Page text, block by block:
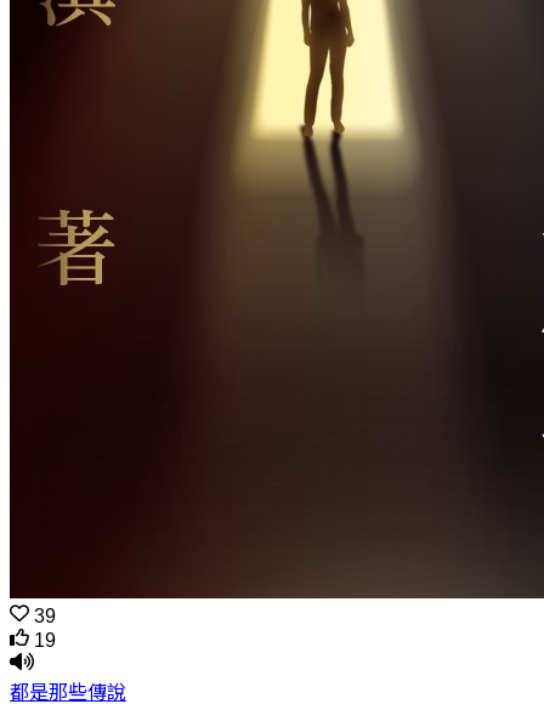
39
19
都是那些傳說